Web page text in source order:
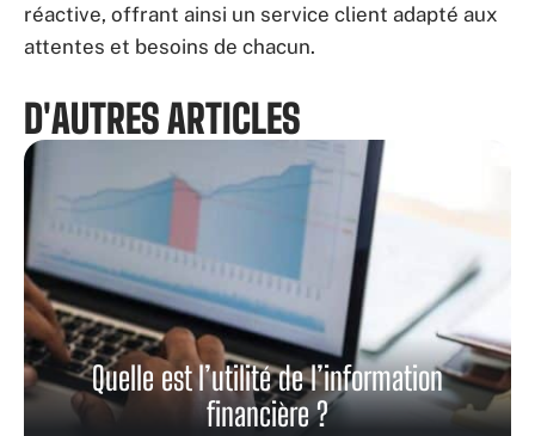
réactive, offrant ainsi un service client adapté aux
attentes et besoins de chacun.
D'AUTRES ARTICLES
Quelle est l’utilité de l’information
financière ?